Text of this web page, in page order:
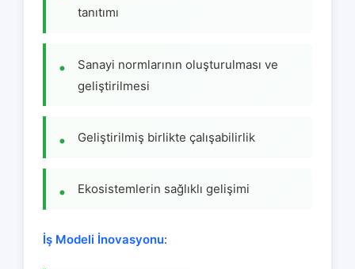
tanıtımı
Sanayi normlarının oluşturulması ve
geliştirilmesi
Geliştirilmiş birlikte çalışabilirlik
Ekosistemlerin sağlıklı gelişimi
İş Modeli İnovasyonu: